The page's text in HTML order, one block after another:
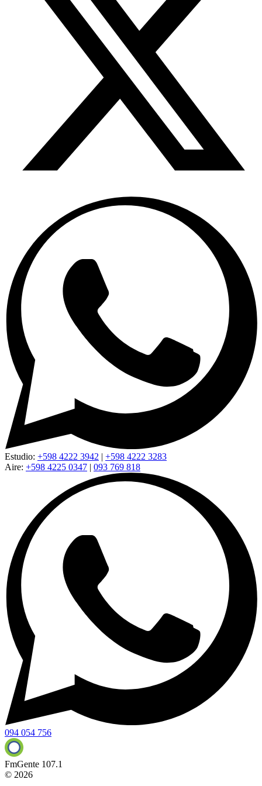
Estudio: +598 4222 3942 | +598 4222 3283
Aire: +598 4225 0347 | 093 769 818
094 054 756
FmGente 107.1
© 2026